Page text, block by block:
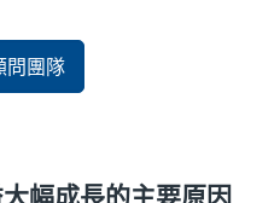
問團隊
幅成長的主要原因